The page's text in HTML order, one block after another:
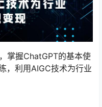
掌握ChatGPT的基本使
，利用AIGC技术为行业